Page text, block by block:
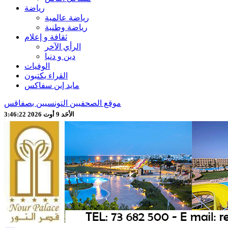
رياضة
رياضة عالمية
رياضة وطنية
ثقافة و إعلام
الرأي الآخر
دين و دنيا
الوفيات
القراء يكتبون
مايد إين سفاكس
موقع الصحفيين التونسيين بصفاقس
الأحَد 9 أوت 2026 3:46:24